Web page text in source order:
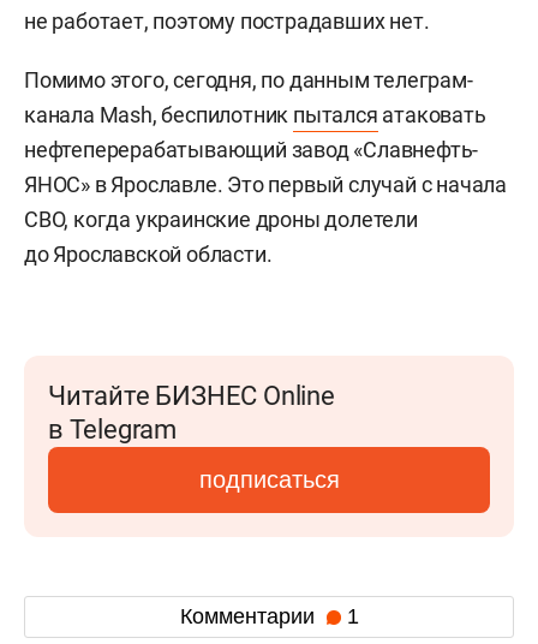
не работает, поэтому пострадавших нет.
Помимо этого, сегодня, по данным телеграм-
канала Mash, беспилотник пытался атаковать
нефтеперерабатывающий завод «Славнефть-
ЯНОС» в Ярославле. Это первый случай с начала
СВО, когда украинские дроны долетели
до Ярославской области.
Читайте БИЗНЕС Online
в Telegram
подписаться
Комментарии 1